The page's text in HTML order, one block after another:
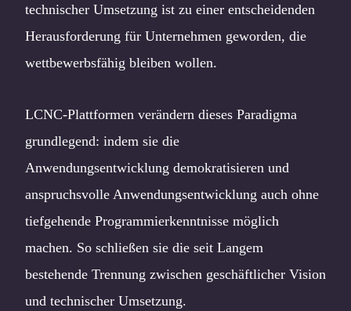
technischer Umsetzung ist zu einer entscheidenden
Herausforderung für Unternehmen geworden, die
wettbewerbsfähig bleiben wollen.
LCNC-Plattformen verändern dieses Paradigma
grundlegend: indem sie die
Anwendungsentwicklung demokratisieren und
anspruchsvolle Anwendungsentwicklung auch ohne
tiefgehende Programmierkenntnisse möglich
machen. So schließen sie die seit Langem
bestehende Trennung zwischen geschäftlicher Vision
und technischer Umsetzung.